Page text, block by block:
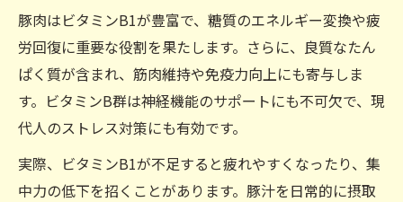
豚肉はビタミンB1が豊富で、糖質のエネルギー変換や疲
労回復に重要な役割を果たします。さらに、良質なたん
ぱく質が含まれ、筋肉維持や免疫力向上にも寄与しま
す。ビタミンB群は神経機能のサポートにも不可欠で、現
代人のストレス対策にも有効です。
実際、ビタミンB1が不足すると疲れやすくなったり、集
中力の低下を招くことがあります。豚汁を日常的に摂取